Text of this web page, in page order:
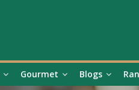
Gourmet Blogs